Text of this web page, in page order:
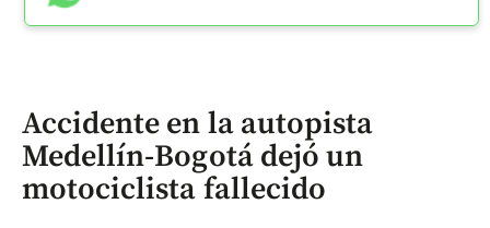
Accidente en la autopista
Medellín-Bogotá dejó un
motociclista fallecido